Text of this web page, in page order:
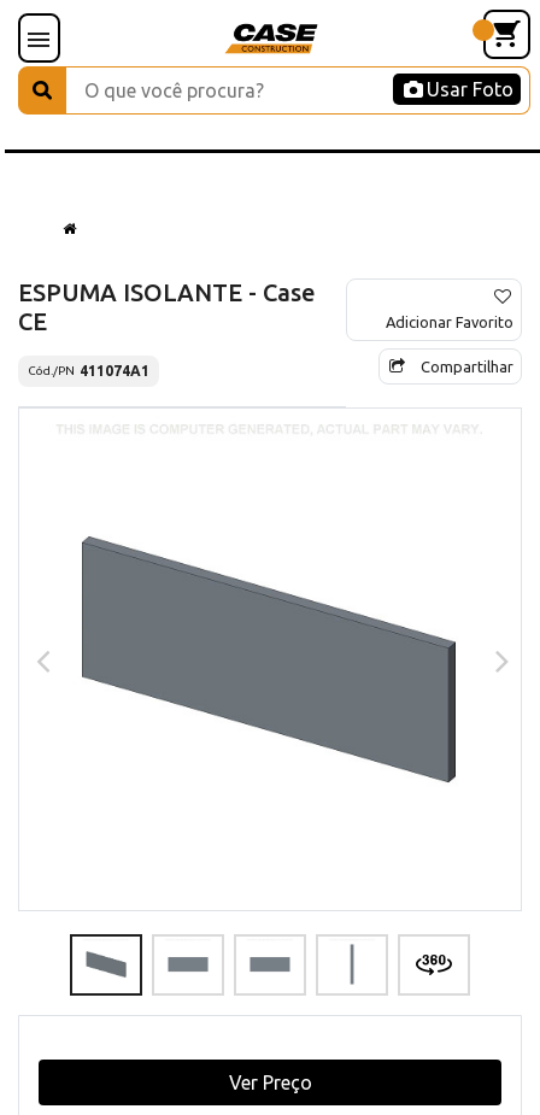
Usar Foto
ESPUMA ISOLANTE - Case
CE
Cód./PN 411074A1
Adicionar Favorito
Compartilhar
Ver Preço